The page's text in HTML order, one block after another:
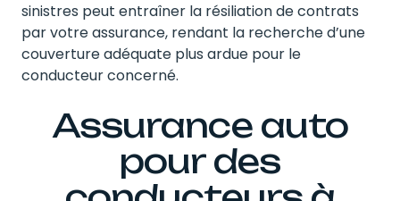
sinistres peut entraîner la résiliation de contrats
par votre assurance, rendant la recherche d’une
couverture adéquate plus ardue pour le
conducteur concerné.
Assurance auto
pour des